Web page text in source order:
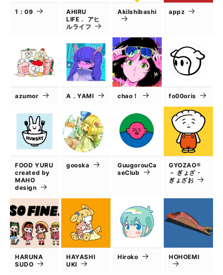
1：09
AHIRU
LIFE． アヒ
ルライフ
AkiIshibashi appz
azumor A．YAMI chao！ fo00oris
FOOD YURU
created by
MAHO
design
gooska
GuugorouCa
seClub
GYOZAO®
－ ぎょざ・
ぎょざお
HARUNA
SUDO
HAYASHI
UKI
Hiroko HOHOEMI